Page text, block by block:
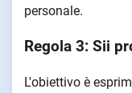
personale.
Regola 3: Sii
L'obiettivo è